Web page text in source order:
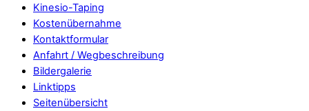
Kinesio-Taping
Kostenübernahme
Kontaktformular
Anfahrt / Wegbeschreibung
Bildergalerie
Linktipps
Seitenübersicht